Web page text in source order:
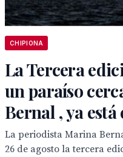
CHIPIONA
La Tercera
un paraíso
Bernal , ya está
La periodista Marina
26 de agosto la tercera